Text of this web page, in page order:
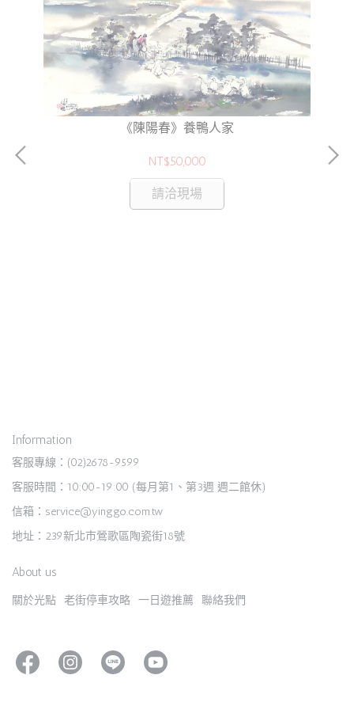
《陳陽春》養鴨人家
NT$50,000
請洽現場
Information
客服專線：(02)2678-9599
客服時間：10:00-19:00 (每月第1、第3週 週二館休)
信箱：service@yinggo.com.tw
地址：239新北市鶯歌區陶瓷街18號
About us
關於光點 老街停車攻略 一日遊推薦 聯絡我們